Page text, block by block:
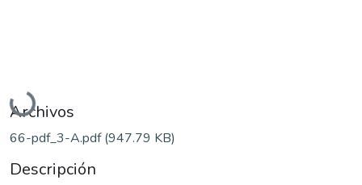
Cargando...
Archivos
66-pdf_3-A.pdf(947.79 KB)
Descripción